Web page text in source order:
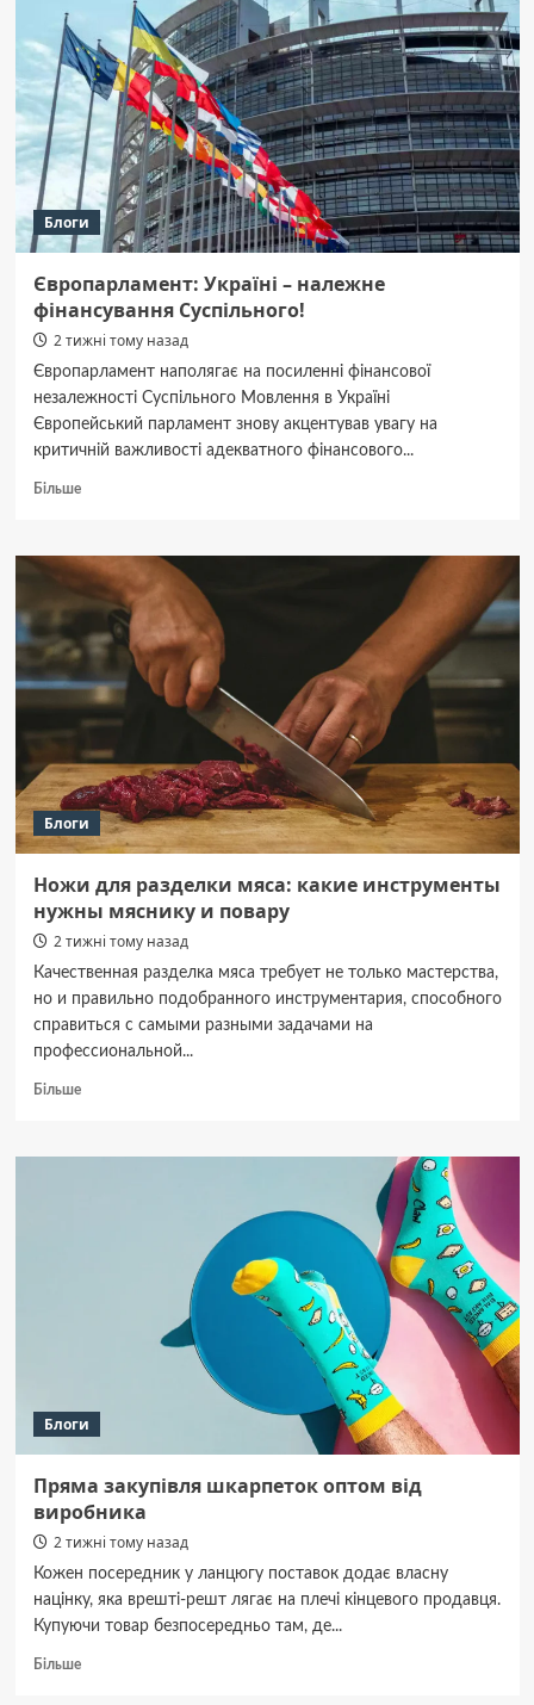
переплатити:
практичний
посібник
для
покупця
Блоги
Європарламент: Україні – належне
фінансування Суспільного!
2 тижні тому назад
Європарламент наполягає на посиленні фінансової
незалежності Суспільного Мовлення в Україні
Європейський парламент знову акцентував увагу на
критичній важливості адекватного фінансового...
БільшеДокладніше
Україні
–
належне
фінансування
Суспільного!
Блоги
Ножи для разделки мяса: какие инструменты
нужны мяснику и повару
2 тижні тому назад
Качественная разделка мяса требует не только мастерства,
но и правильно подобранного инструментария, способного
справиться с самыми разными задачами на
профессиональной...
БільшеДокладніше
для
Блоги
Пряма закупівля шкарпеток оптом від
виробника
2 тижні тому назад
Кожен посередник у ланцюгу поставок додає власну
націнку, яка врешті-решт лягає на плечі кінцевого продавця.
Купуючи товар безпосередньо там, де...
БільшеДокладніше